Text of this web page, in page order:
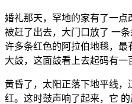
婚礼那天，罕地的家有了一
被赶了出去，大门口放了 一
许多条红色的阿拉伯地毯，最
大鼓，这面鼓看上去起码有一
黄昏了，太阳正落下地平线
红。这时鼓声响了起来，它